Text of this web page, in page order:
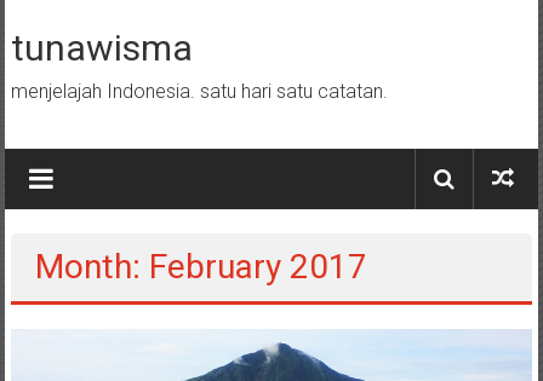
tunawisma
menjelajah Indonesia. satu hari satu catatan.
Month: February 2017